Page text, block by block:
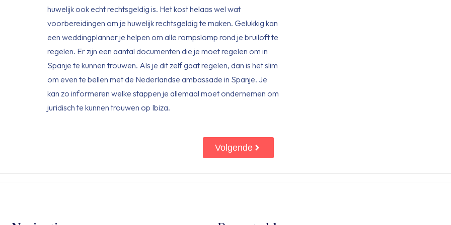
huwelijk ook echt rechtsgeldig is. Het kost helaas wel wat
voorbereidingen om je huwelijk rechtsgeldig te maken. Gelukkig kan
een weddingplanner je helpen om alle rompslomp rond je bruiloft te
regelen. Er zijn een aantal documenten die je moet regelen om in
Spanje te kunnen trouwen. Als je dit zelf gaat regelen, dan is het slim
om even te bellen met de Nederlandse ambassade in Spanje. Je
kan zo informeren welke stappen je allemaal moet ondernemen om
juridisch te kunnen trouwen op Ibiza.
Volgende